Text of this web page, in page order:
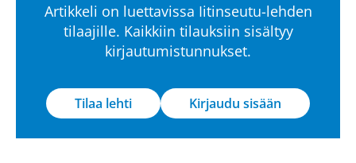
Artikkeli on luettavissa Iitinseutu-lehden
tilaajille. Kaikkiin tilauksiin sisältyy
kirjautumistunnukset.
Tilaa lehti Kirjaudu sisään